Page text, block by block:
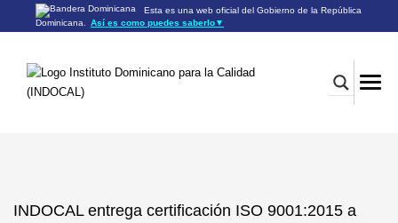
Esta es una web oficial del Gobierno de la República
Dominicana.
Así es como puedes saberlo▼
Los sitios web oficiales utilizan .gob.do o .gov.do
Los sitios web oficiales .gob.do o .gov.do seguros utilizan
HTTPS
INDOCAL entrega certificación ISO 9001:2015 a